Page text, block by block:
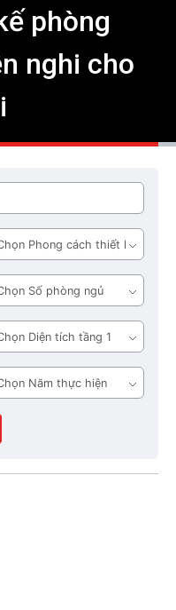
phòng
nghi cho